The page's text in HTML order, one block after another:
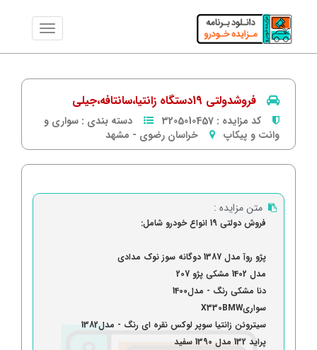
فروشدولتی 19دستگاه زانتیا،سانتافه،جیلی
کد مزایده : 3205010457 دسته بندی : سواری و
وانت و پیکاپ
خراسان رضوی - مشهد
متن مزایده :
فروش دولتی 19 انواع خودرو شامل:
پژو روآ مدل 1387 دوگانه سوز نوک مدادی
مدل 1402 مشکی پژو 207
دنا مشکی رنگ - مدل1400
سواریX330BMW
سیتروئن زانتیا سوپر لوکس نقره ای رنگ - مدل1382
پراید 132 مدل 1390 سفید